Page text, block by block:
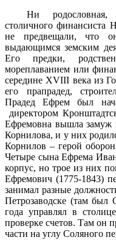
Ни родословная,
столичного финансиста
не предвещали, что
выдающимся земским
Его предки,
мореплаванием или
середине XVIII века из
его прапрадед,
Прадед Ефрем был
директором
Ефремовна вышла замуж
Корнилова, и у них
Корнилов – герой
Четыре сына Ефрема
корпус, но трое из них
Ефремович (1775-1843)
занимал разные
Петрозаводске (там был
года управлял в
проверке счетов. Там он
части на углу Соляного